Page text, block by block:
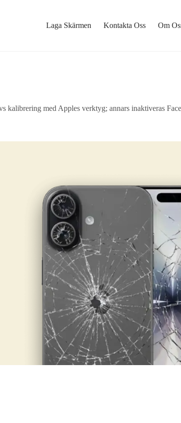
Laga Skärmen Kontakta Oss Om
kalibrering med Apples verktyg; annars inaktiveras